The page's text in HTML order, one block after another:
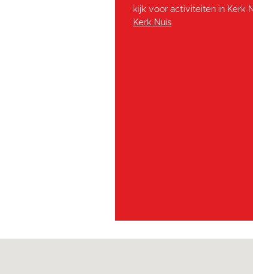
kijk voor activiteiten in Kerk
Kerk Nuis